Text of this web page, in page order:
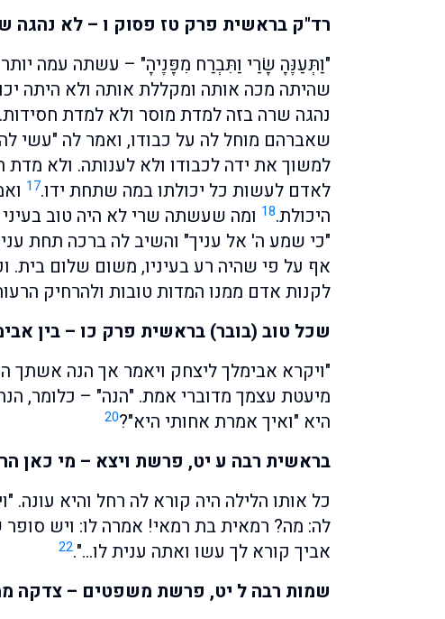
רד"ק בראשית פרק טז פסוק ו – לא נהגה
"וַתְּעַנֶּהָ שָׂרַי וַתִּבְרַח מִפָּנֶיהָ" – עשתה עמה
שהיתה מכה אותה ומקללת אותה ולא היתה
נהגה שרה בזה למדת מוסר ולא למדת
שאברהם מוחל לה על כבודו, ואמר לה "עשי לה
למשוך את ידה לכבודו ולא לענותה. ולא מדת
לאדם לעשות כל יכולתו במה שתחת ידו.17
היכולת.18 ומה שעשתה שרי לא היה טוב
"כי שמע ה' אל עניך" והשיב לה ברכה תחת
אף על פי שהיה רע בעיניו, משום שלום בית.
לקנות אדם ממנו המדות טובות ולהרחיק
שכל טוב (בובר) בראשית פרק כו – בין
"ויקרא אבימלך ליצחק ויאמר אך הנה אשתך
מיעטת עצמך מדוברי אמת. "הנה" – כלומר,
היא "ואיך אמרת אחותי היא"?20
בראשית רבה ע יט, פרשת ויצא – מי כאן
כל אותו הלילה היה קורא לה רחל והיא עונה.
לה: מה? רמאית בת רמאי! אמרה לו: ויש סופר
אביך קורא לך עשו ואתה ענית לו…".22
שמות רבה ל יט, פרשת משפטים – צדקה